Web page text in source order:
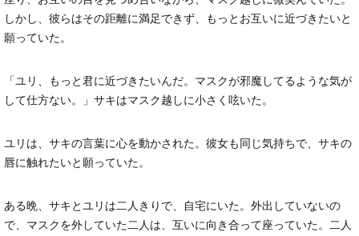
しかし、彼らはその距離に満足できず、もっとお互いに近づきたいと
願っていた。
「ユリ、もっと君に近づきたいんだ。マスクが邪魔してるような気が
して仕方ない。」サキはマスク越しに小さく呟いた。
ユリは、サキの言葉に心を動かされた。彼女も同じ気持ちで、サキの
唇に触れたいと願っていた。
ある晩、サキとユリは二人きりで、自宅にいた。外出していないの
で、マスクを外していた二人は、互いに向き合って座っていた。二人